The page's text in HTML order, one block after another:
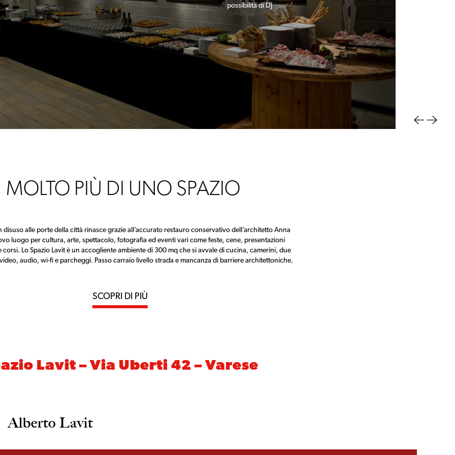
possibilità di DJ
comunioni e cresime
cucina d'appoggio
disuso alle porte della città rinasce grazie all’accurato restauro conservativo dell’architetto Anna
luogo per cultura, arte, spettacolo, fotografia ed eventi vari come feste, cene, presentazioni
Alberto Lavit